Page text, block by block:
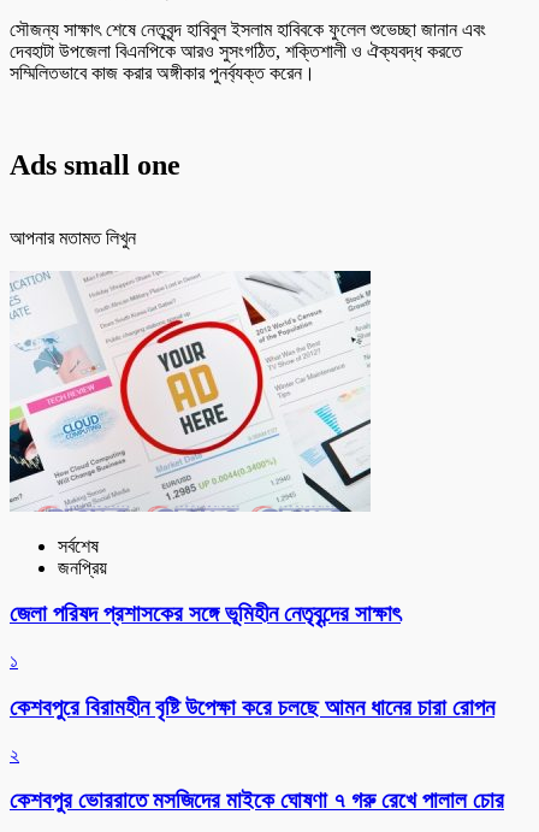
সৌজন্য সাক্ষাৎ শেষে নেতৃবৃন্দ হাবিবুল ইসলাম হাবিবকে ফুলেল শুভেচ্ছা জানান এবং
দেবহাটা উপজেলা বিএনপিকে আরও সুসংগঠিত, শক্তিশালী ও ঐক্যবদ্ধ করতে
সম্মিলিতভাবে কাজ করার অঙ্গীকার পুনর্ব্যক্ত করেন।
Ads small one
আপনার মতামত লিখুন
সর্বশেষ
জনপ্রিয়
জেলা পরিষদ প্রশাসকের সঙ্গে ভূমিহীন নেতৃবৃন্দের সাক্ষাৎ
১
কেশবপুরে বিরামহীন বৃষ্টি উপেক্ষা করে চলছে আমন ধানের চারা রোপন
২
কেশবপুর ভোররাতে মসজিদের মাইকে ঘোষণা ৭ গরু রেখে পালাল চোর